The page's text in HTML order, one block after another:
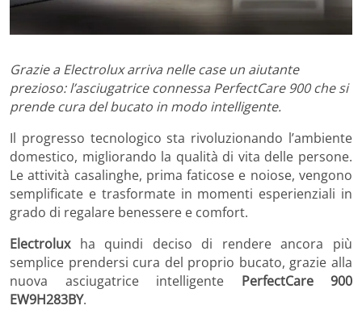
Grazie a Electrolux arriva nelle case un aiutante
prezioso: l’asciugatrice connessa PerfectCare 900 che si
prende cura del bucato in modo intelligente.
Il progresso tecnologico sta rivoluzionando l’ambiente
domestico, migliorando la qualità di vita delle persone.
Le attività casalinghe, prima faticose e noiose, vengono
semplificate e trasformate in momenti esperienziali in
grado di regalare benessere e comfort.
Electroluxha quindi deciso di rendere ancora più
semplice prendersi cura del proprio bucato, grazie alla
nuova asciugatrice intelligente PerfectCare 900
EW9H283BY.